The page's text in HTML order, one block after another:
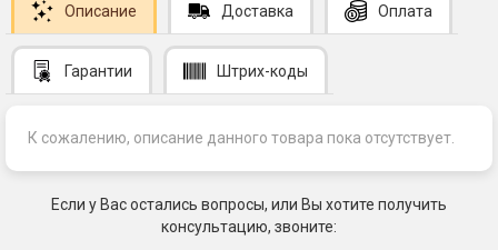
Описание Доставка Оплата
Гарантии Штрих-коды
К сожалению, описание данного товара пока отсутствует.
Если у Вас остались вопросы, или Вы хотите получить
консультацию, звоните: